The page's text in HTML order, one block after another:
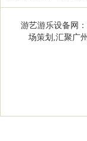
游艺游乐设备网
场策划,汇聚广